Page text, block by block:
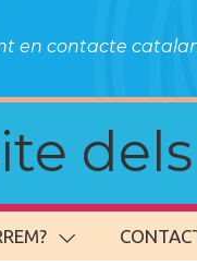
en contacte
dels